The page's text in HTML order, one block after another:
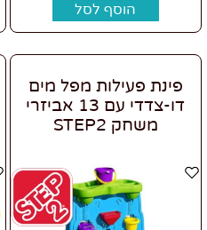
הוסף לסל
פינת פעילות מפל מים
דו-צדדי עם 13 אביזרי
משחק STEP2